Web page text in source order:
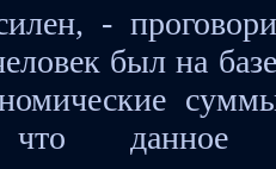
-
был на
что данное